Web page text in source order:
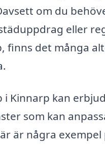
om du
eller
finns det många
i Kinnarp kan
som kan
är några exempel